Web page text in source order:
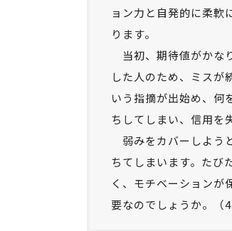
ョン力と自発的に柔軟
ります。
当初、期待値がかな
した人のため、ミスが
いう指摘が出始め、何
ちしてしまい、信用を
弱みをカバーしよう
ちてしまいます。たび
く、モチベーションが
要なのでしょうか。（